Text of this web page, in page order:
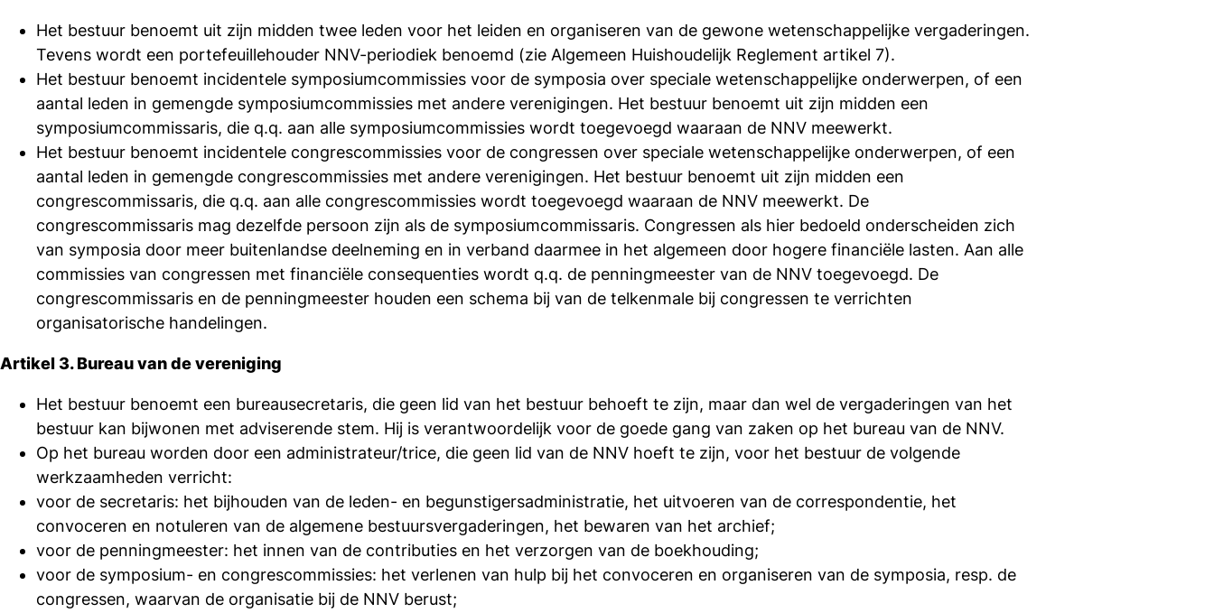
Het bestuur benoemt uit zijn midden twee leden voor het leiden en organiseren van de gewone wetenschappelijke vergaderingen.
Tevens wordt een portefeuillehouder NNV-periodiek benoemd (zie Algemeen Huishoudelijk Reglement artikel 7).
Het bestuur benoemt incidentele symposiumcommissies voor de symposia over speciale wetenschappelijke onderwerpen, of een
aantal leden in gemengde symposiumcommissies met andere verenigingen. Het bestuur benoemt uit zijn midden een
symposiumcommissaris, die q.q. aan alle symposiumcommissies wordt toegevoegd waaraan de NNV meewerkt.
Het bestuur benoemt incidentele congrescommissies voor de congressen over speciale wetenschappelijke onderwerpen, of een
aantal leden in gemengde congrescommissies met andere verenigingen. Het bestuur benoemt uit zijn midden een
congrescommissaris, die q.q. aan alle congrescommissies wordt toegevoegd waaraan de NNV meewerkt. De
congrescommissaris mag dezelfde persoon zijn als de symposiumcommissaris. Congressen als hier bedoeld onderscheiden zich
van symposia door meer buitenlandse deelneming en in verband daarmee in het algemeen door hogere financiële lasten. Aan alle
commissies van congressen met financiële consequenties wordt q.q. de penningmeester van de NNV toegevoegd. De
congrescommissaris en de penningmeester houden een schema bij van de telkenmale bij congressen te verrichten
organisatorische handelingen.
Artikel 3. Bureau van de vereniging
Het bestuur benoemt een bureausecretaris, die geen lid van het bestuur behoeft te zijn, maar dan wel de vergaderingen van het
bestuur kan bijwonen met adviserende stem. Hij is verantwoordelijk voor de goede gang van zaken op het bureau van de NNV.
Op het bureau worden door een administrateur/trice, die geen lid van de NNV hoeft te zijn, voor het bestuur de volgende
werkzaamheden verricht:
voor de secretaris: het bijhouden van de leden- en begunstigersadministratie, het uitvoeren van de correspondentie, het
convoceren en notuleren van de algemene bestuursvergaderingen, het bewaren van het archief;
voor de penningmeester: het innen van de contributies en het verzorgen van de boekhouding;
voor de symposium- en congrescommissies: het verlenen van hulp bij het convoceren en organiseren van de symposia, resp. de
congressen, waarvan de organisatie bij de NNV berust;